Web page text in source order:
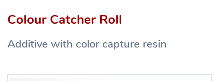
Colour Catcher Roll
Additive with color capture resin